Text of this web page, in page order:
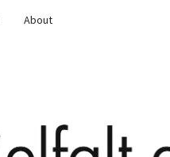
About